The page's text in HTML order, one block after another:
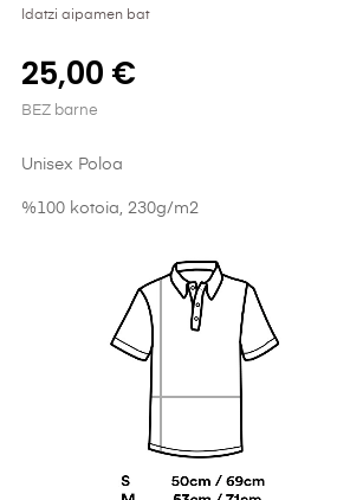
Idatzi aipamen bat
25,00 €
BEZ barne
Unisex Poloa
%100 kotoia, 230g/m2